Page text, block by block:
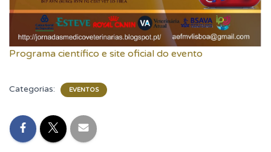
Programa científico e site oficial do evento
Categorias: EVENTOS